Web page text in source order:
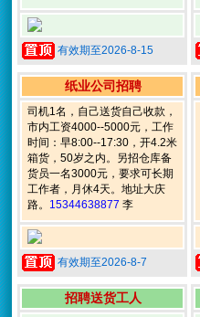
有效期至2026-8-15
纸业公司招聘
司机1名，自己送货自己收款，
市内工资4000--5000元，工作
时间：早8:00--17:30，开4.2米
箱货，50岁之内。另招仓库备
货员一名3000元，要求可长期
工作者，月休4天。地址大庆
路。 15344638877 李
有效期至2026-8-7
招聘送货工人